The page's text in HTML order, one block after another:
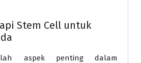
Stem Cell untuk
aspek penting dalam